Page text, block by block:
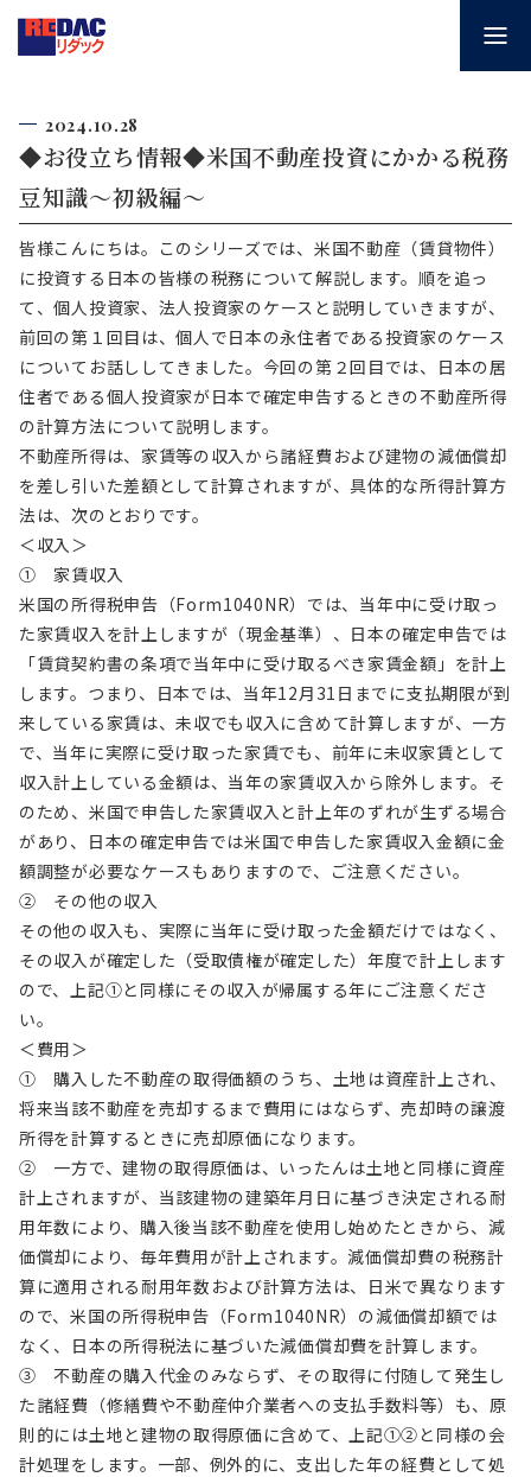
2024.10.28
◆お役立ち情報◆米国不動産投資にかかる税務
豆知識～初級編～
皆様こんにちは。このシリーズでは、米国不動産 （賃貸物件）
に投資する日本の皆様の税務について解説します。順を追っ
て 、個人投資家、法人投資家のケースと説明していきますが、
前回の第１回目は、個人で日本の永住者である投資家のケース
についてお話ししてきました。今回の第２回目では、日本の居
住者である個人投資家が日本で確定申告するときの不動産所得
の計算方法について説明します。
不動産所得は、家賃等の収入から諸経費および建物の減価償却
を差し引いた差額として計算されますが、具体的な所得計算方
法は、次のとおりです。
＜収入＞
① 家賃収入
米国の所得税申告（Form1040NR）では、当年中に受け取っ
た家賃収入を計上しますが（現金基準）、日本の確定申告では
「賃貸契約書の条項で当年中に受け取るべき家賃金額」を計上
します。つまり、日本では、当年12月31日までに支払期限が到
来している家賃は、未収でも収入に含めて計算しますが、一方
で、当年に実際に受け取った家賃でも、前年に未収家賃として
収入計上している金額は、当年の家賃収入から除外します。そ
のため、米国で申告した家賃収入と計上年のずれが生ずる場合
があり、日本の確定申告では米国で申告した家賃収入金額に金
額調整が必要なケースもありますので、ご注意ください。
② その他の収入
その他の収入も、実際に当年に受け取った金額だけではなく、
その収入が確定した（受取債権が確定した）年度で計上します
ので、上記①と同様にその収入が帰属する年にご注意くださ
い。
＜費用＞
① 購入した不動産の取得価額のうち、土地は資産計上され、
将来当該不動産を売却するまで費用にはならず、売却時の譲渡
所得を計算するときに売却原価になります。
② 一方で、建物の取得原価は、いったんは土地と同様に資産
計上されますが、当該建物の建築年月日に基づき決定される耐
用年数により、購入後当該不動産を使用し始めたときから、減
価償却により、毎年費用が計上されます。減価償却費の税務計
算に適用される耐用年数および計算方法は、日米で異なります
ので、米国の所得税申告（Form1040NR）の減価償却額では
なく、日本の所得税法に基づいた減価償却費を計算します。
③ 不動産の購入代金のみならず、その取得に付随して発生し
た諸経費（修繕費や不動産仲介業者への支払手数料等）も、原
則的には土地と建物の取得原価に含めて、上記①②と同様の会
計処理をします。一部、例外的に、支出した年の経費として処